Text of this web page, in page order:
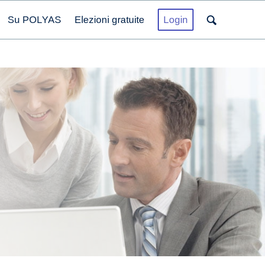
Su POLYAS Elezioni gratuite Login